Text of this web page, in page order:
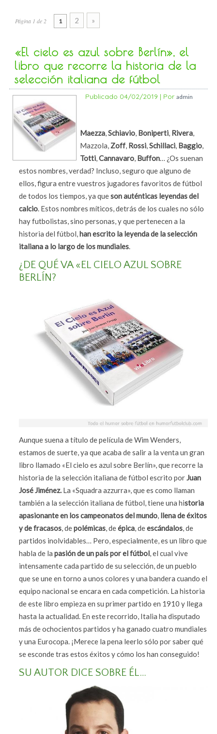
Página 1 de 2 1 2 »
«El cielo es azul sobre Berlín», el
libro que recorre la historia de la
selección italiana de fútbol
Publicado 04/02/2019 | Por admin
Maezza,Schiavio, Boniperti, Rivera,
Mazzola, Zoff, Rossi,Schillaci, Baggio,
Totti,Cannavaro, Buffon… ¿Os suenan
estos nombres, verdad? Incluso, seguro que alguno de
ellos, figura entre vuestros jugadores favoritos de fútbol
de todos los tiempos, ya queson auténticas leyendas del
calcio. Estos nombres míticos, detrás de los cuales no sólo
hay futbolistas, sino personas, y que pertenecen a la
historia del fútbol, han escrito la leyenda de la selección
italiana a lo largo de los mundiales.
¿DE QUÉ VA «EL CIELO AZUL SOBRE
BERLÍN?
Aunque suena a título de película de Wim Wenders,
estamos de suerte, ya que acaba de salir a la venta un gran
libro llamado «El cielo es azul sobre Berlín», que recorre la
historia de la selección italiana de fútbol escrito porJuan
José Jiménez. La «Squadra azzurra», que es como llaman
también a la selección italiana de fútbol, tiene una historia
apasionante en los campeonatos del mundo, llena de éxitos
y de fracasos, depolémicas, deépica, deescándalos, de
partidos inolvidables… Pero, especialmente, es un libro que
habla de lapasión de un país por el fútbol, el cual vive
intensamente cada partido de su selección, de un pueblo
que se une en torno a unos colores y una bandera cuando el
equipo nacional se encara en cada competición. La historia
de este libro empieza en su primer partido en 1910 y llega
hasta la actualidad. En este recorrido, Italia ha disputado
más de ochocientos partidos y ha ganado cuatro mundiales
y una Eurocopa. ¡Merece la pena leerlo sólo por saber qué
se esconde tras estos éxitos y cómo los han conseguido!
SU AUTOR DICE SOBRE ÉL…